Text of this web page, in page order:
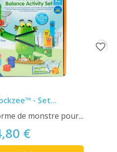
- Set...
de monstre pour...
€
favorite_border